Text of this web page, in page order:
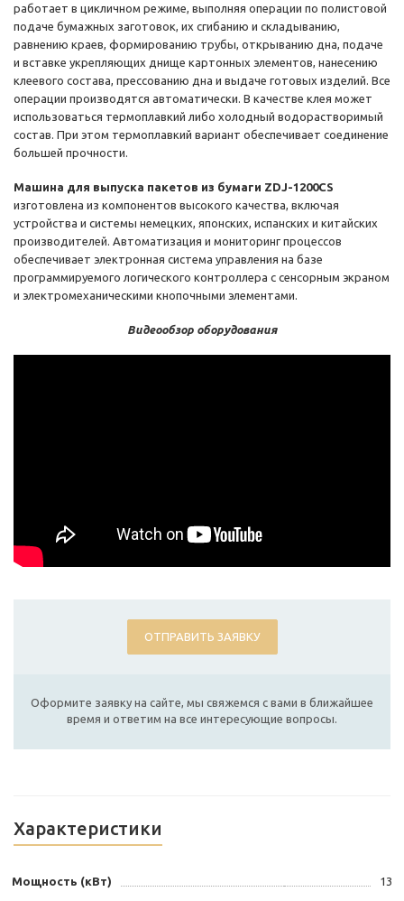
работает в цикличном режиме, выполняя операции по полистовой
подаче бумажных заготовок, их сгибанию и складыванию,
равнению краев, формированию трубы, открыванию дна, подаче
и вставке укрепляющих днище картонных элементов, нанесению
клеевого состава, прессованию дна и выдаче готовых изделий. Все
операции производятся автоматически. В качестве клея может
использоваться термоплавкий либо холодный водорастворимый
состав. При этом термоплавкий вариант обеспечивает соединение
большей прочности.
Машина для выпуска пакетов из бумаги ZDJ-1200CS
изготовлена из компонентов высокого качества, включая
устройства и системы немецких, японских, испанских и китайских
производителей. Автоматизация и мониторинг процессов
обеспечивает электронная система управления на базе
программируемого логического контроллера с сенсорным экраном
и электромеханическими кнопочными элементами.
Видеообзор оборудования
ОТПРАВИТЬ ЗАЯВКУ
Оформите заявку на сайте, мы свяжемся с вами в ближайшее
время и ответим на все интересующие вопросы.
Характеристики
Мощность (кВт) 13